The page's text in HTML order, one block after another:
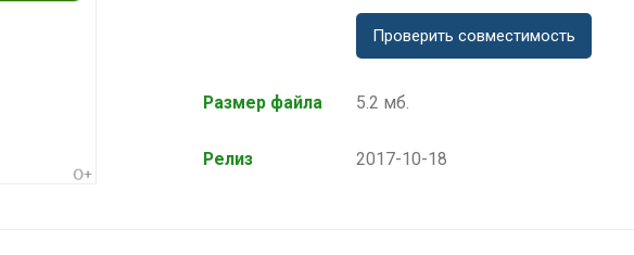
Проверить совместимость
Размер файла 5.2 мб.
Релиз 2017-10-18